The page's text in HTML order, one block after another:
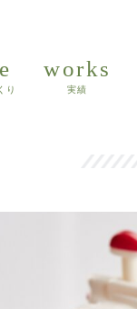
り
works
実績